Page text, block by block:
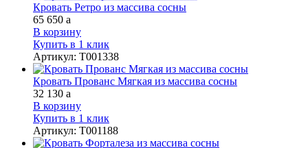
Кровать Ретро из массива сосны
65 650 a
В корзину
Купить в 1 клик
Артикул: Т001338
Кровать Прованс Мягкая из массива сосны
32 130 a
В корзину
Купить в 1 клик
Артикул: Т001188